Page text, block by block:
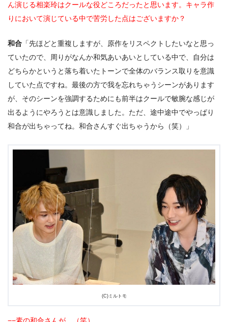
ん演じる相楽玲はクールな役どころだったと思います。キャラ作
りにおいて演じている中で苦労した点はございますか？
和合 「先ほどと重複しますが、原作をリスペクトしたいなと思っ
ていたので、周りがなんか和気あいあいとしている中で、自分は
どちらかというと落ち着いたトーンで全体のバランス取りを意識
していた点ですね。最後の方で我を忘れちゃうシーンがあります
が、そのシーンを強調するためにも前半はクールで敏腕な感じが
出るようにやろうとは意識しました。ただ、途中途中でやっぱり
和合が出ちゃってね。和合さんすぐ出ちゃうから（笑）」
(C)ミルトモ
−−素の和合さんが…（笑）